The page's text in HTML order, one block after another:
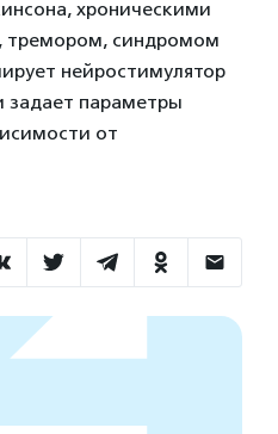
хроническими
синдромом
нейростимулятор
задает параметры
от